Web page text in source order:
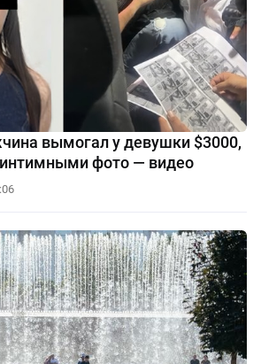
вымогал у девушки $3000,
фото — видео